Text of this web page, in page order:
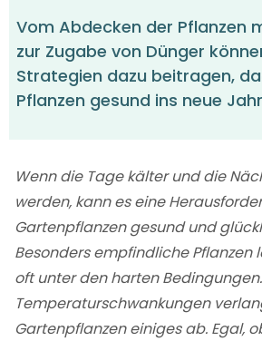
Vom Abdecken der Pflanzen
zur Zugabe von Dünger
Strategien dazu beitragen,
Pflanzen gesund ins neue
Wenn die Tage kälter und die
werden, kann es eine
Gartenpflanzen gesund und
Besonders empfindliche Pflanzen
oft unter den harten
Temperaturschwankungen
Gartenpflanzen einiges ab. Egal,